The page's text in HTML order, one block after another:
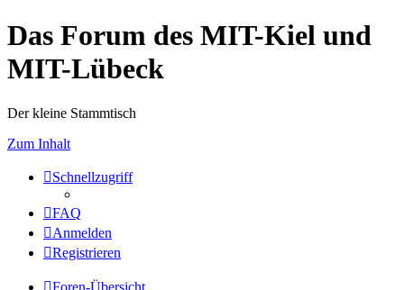
Das Forum des MIT-Kiel und
MIT-Lübeck
Der kleine Stammtisch
Zum Inhalt
Schnellzugriff
FAQ
Anmelden
Registrieren
Foren-Übersicht